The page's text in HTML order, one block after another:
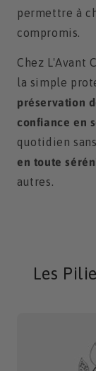
permettre à
compromis.
Chez L'Avant
la simple
préservation
confiance en
quotidien
en toute
autres.
Les